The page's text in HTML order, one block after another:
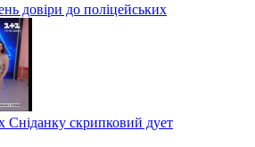
довіри до поліцейських
Сніданку скрипковий дует